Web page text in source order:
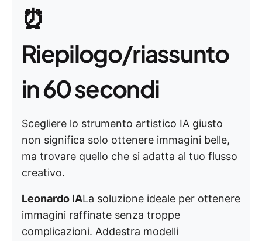
⏰
Riepilogo/riassunto
in 60 secondi
Scegliere lo strumento artistico IA giusto
non significa solo ottenere immagini belle,
ma trovare quello che si adatta al tuo flusso
creativo.
Leonardo IALa soluzione ideale per ottenere
immagini raffinate senza troppe
complicazioni. Addestra modelli